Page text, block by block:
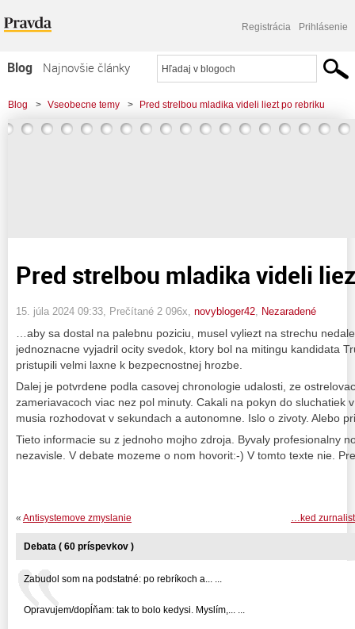
Registrácia Prihlásenie
Blog
Najnovšie články
Najčítanejšie články
Najkomentovanejšie články
Blog > Vseobecne temy > Pred strelbou mladika videli liezt po rebriku
Pred strelbou mladika videli
15. júla 2024 09:33 , Prečítané 2 096x, novybloger42 Nezaradené
…aby sa dostal na palebnu poziciu, musel vyliezt na strechu
jednoznacne vyjadril ocity svedok, ktory bol na mitingu kandidata
pristupili velmi laxne k bezpecnostnej hrozbe.
Dalej je potvrdene podla casovej chronologie udalosti, ze
zameriavacoch viac nez pol minuty. Cakali na pokyn do sluchatiek
musia rozhodovat v sekundach a autonomne. Islo o zivoty. Alebo
Tieto informacie su z jednoho mojho zdroja. Byvaly profesionalny
nezavisle. V debate mozeme o nom hovorit:-) V tomto texte nie.
…ked
« Antisystemove zmyslanie
Debata ( 60 príspevkov )
Zabudol som na podstatné: po rebríkoch a... ...
Opravujem/dopĺňam: tak to bolo kedysi. Myslím,... ...